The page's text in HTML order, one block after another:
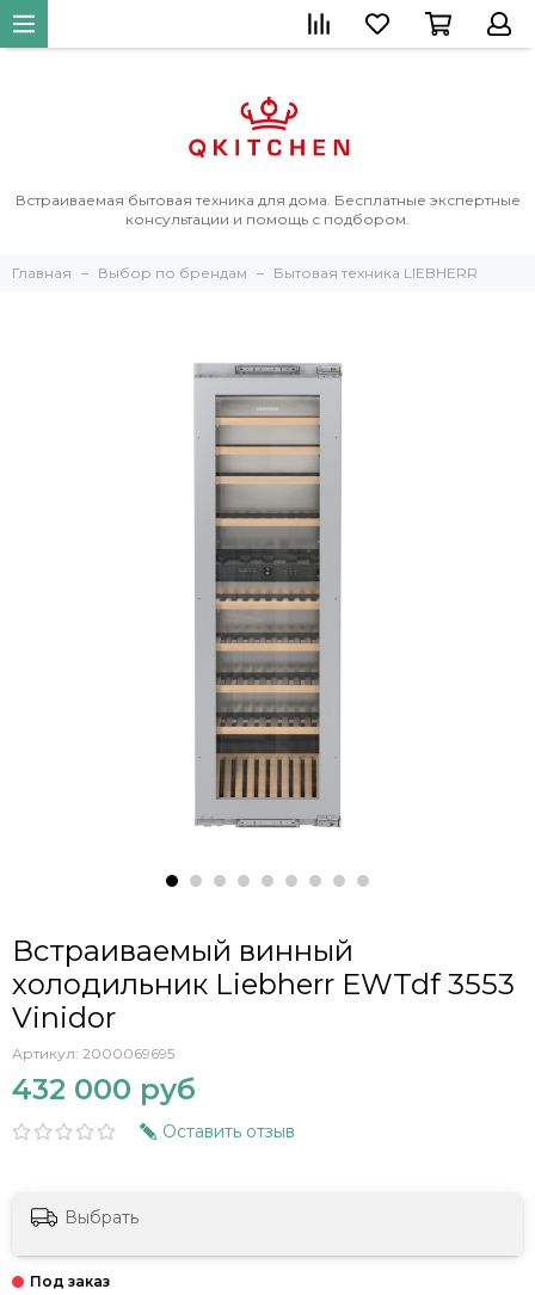
Встраиваемая бытовая техника для дома. Бесплатные экспертные
консультации и помощь с подбором.
Главная Выбор по брендам Бытовая техника LIEBHERR
Встраиваемый винный
холодильник Liebherr EWTdf 3553
Vinidor
Артикул: 2000069695
432 000 руб
Оставить отзыв
Выбрать